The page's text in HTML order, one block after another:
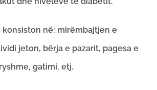
konsiston në: mirëmbajtjen e
jeton, bërja e pazarit, pagesa e
gatimi, etj.